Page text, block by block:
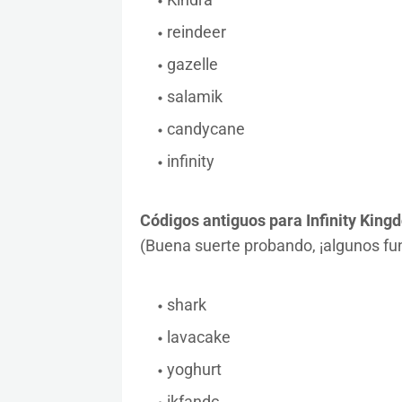
reindeer
gazelle
salamik
candycane
infinity
Códigos antiguos para Infinity
(Buena suerte probando, ¡algunos
shark
lavacake
yoghurt